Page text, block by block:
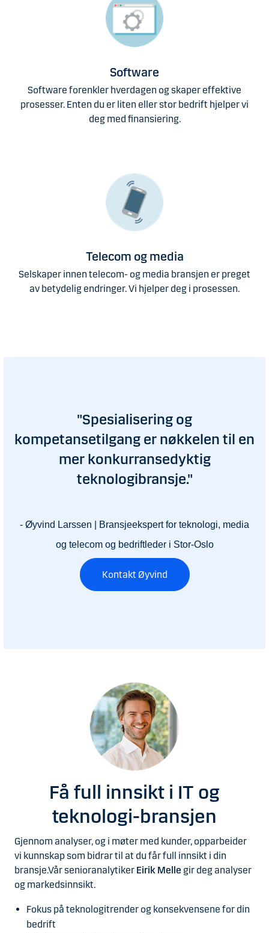
Software
Software forenkler hverdagen og skaper effektive
prosesser. Enten du er liten eller stor bedrift hjelper vi
deg med finansiering.
Telecom og media
Selskaper innen telecom- og media bransjen er preget
av betydelig endringer. Vi hjelper deg i prosessen.
"Spesialisering og
kompetansetilgang er nøkkelen til en
mer konkurransedyktig
teknologibransje."
- Øyvind Larssen | Bransjeekspert for teknologi, media
og telecom og bedriftleder i Stor-Oslo
Kontakt Øyvind
Få full innsikt i IT og
teknologi-bransjen
Gjennom analyser, og i møter med kunder, opparbeider
vi kunnskap som bidrar til at du får full innsikt i din
bransje.Vår senioranalytiker Eirik Melle gir deg analyser
og markedsinnsikt.
Fokus på teknologitrender og konsekvensene for din
bedrift